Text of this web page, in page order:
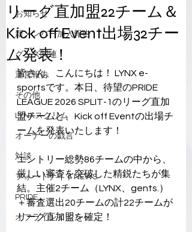
お知らせ
新メンバー加入報告
グッズ関連
運営報告
その他
LYNXスクリム
オーナーの戯言
対談
フォートナイトNEWS
PRIDE
オフラインイベント
リーグ直加盟22チーム＆
Kick off Event出場32チー
ム発表！
皆さん、こんにちは！ LYNX e-
sportsです。本日、待望のPRIDE
LEAGUE 2026 SPLIT-1のリーグ直加
盟チームと、Kick off Eventの出場チ
ームを発表いたします！
エントリー総勢86チームの中から、
厳しい審査を突破した精鋭たちが集
結。主催2チーム（LYNX、gents.）
＋審査選出20チームの計22チームが
リーグ直加盟を確定！